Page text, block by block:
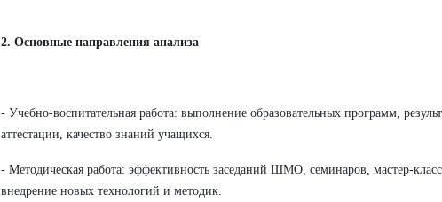
2. Основные направления анализа
- Учебно-воспитательная работа: выполнение образовательных программ,
аттестации, качество знаний учащихся.
- Методическая работа: эффективность заседаний ШМО, семинаров, мастер-
внедрение новых технологий и методик.